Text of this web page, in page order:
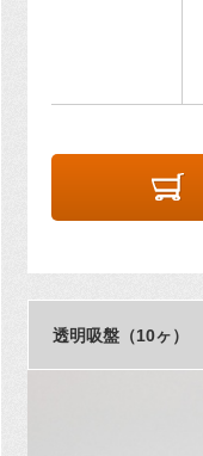
透明吸盤（10ヶ）